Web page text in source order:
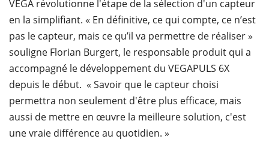
VEGA révolutionne l'étape de la sélection d'un capteur
en la simplifiant. « En définitive, ce qui compte, ce n’est
pas le capteur, mais ce qu’il va permettre de réaliser »
souligne Florian Burgert, le responsable produit qui a
accompagné le développement du VEGAPULS 6X
depuis le début. « Savoir que le capteur choisi
permettra non seulement d'être plus efficace, mais
aussi de mettre en œuvre la meilleure solution, c'est
une vraie différence au quotidien. »